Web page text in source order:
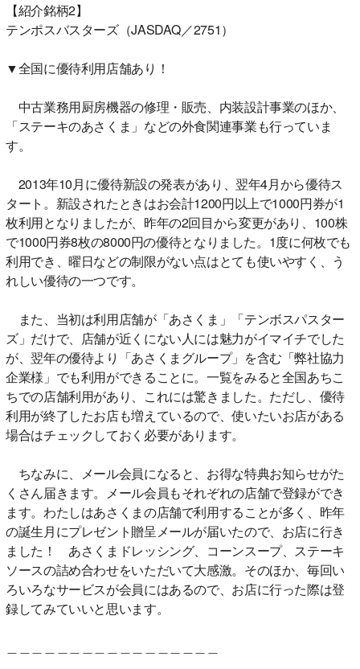
【紹介銘柄2】
テンポスバスターズ（JASDAQ／2751）
▼全国に優待利用店舗あり！
中古業務用厨房機器の修理・販売、内装設計事業のほか、
「ステーキのあさくま」などの外食関連事業も行っていま
す。
2013年10月に優待新設の発表があり、翌年4月から優待ス
タート。新設されたときはお会計1200円以上で1000円券が1
枚利用となりましたが、昨年の2回目から変更があり、100株
で1000円券8枚の8000円の優待となりました。1度に何枚でも
利用でき、曜日などの制限がない点はとても使いやすく、う
れしい優待の一つです。
また、当初は利用店舗が「あさくま」「テンボスパスター
ズ」だけで、店舗が近くにない人には魅力がイマイチでした
が、翌年の優待より「あさくまグループ」を含む「弊社協力
企業様」でも利用ができることに。一覧をみると全国あちこ
ちでの店舗利用があり、これには驚きました。ただし、優待
利用が終了したお店も増えているので、使いたいお店がある
場合はチェックしておく必要があります。
ちなみに、メール会員になると、お得な特典お知らせがた
くさん届きます。メール会員もそれぞれの店舗で登録ができ
ます。わたしはあさくまの店舗で利用することが多く、昨年
の誕生月にプレゼント贈呈メールが届いたので、お店に行き
ました！ あさくまドレッシング、コーンスープ、ステーキ
ソースの詰め合わせをいただいて大感激。そのほか、毎回い
ろいろなサービスが会員にはあるので、お店に行った際は登
録してみていいと思います。